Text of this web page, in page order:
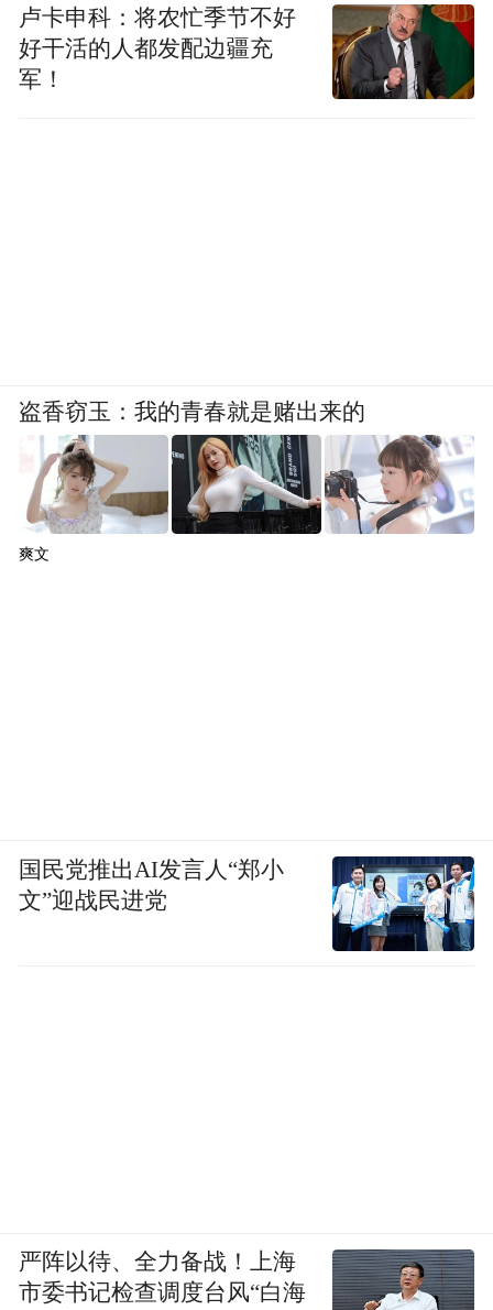
卢卡申科：将农忙季节不好
好干活的人都发配边疆充
军！
盗香窃玉：我的青春就是赌出来的
爽文
国民党推出AI发言人“郑小
文”迎战民进党
严阵以待、全力备战！上海
市委书记检查调度台风“白海